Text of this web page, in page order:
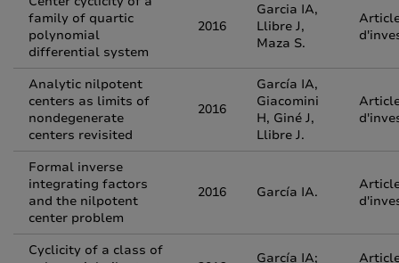
family of quartic
polynomial
differential system
2016
Garcia IA,
Llibre J,
Maza S.
Analytic nilpotent
centers as limits of
nondegenerate
centers revisited
2016
García IA,
Giacomini
H, Giné J,
Llibre J.
Formal inverse
integrating factors
and the nilpotent
center problem
2016 García IA.
Cyclicity of a class of
García IA;